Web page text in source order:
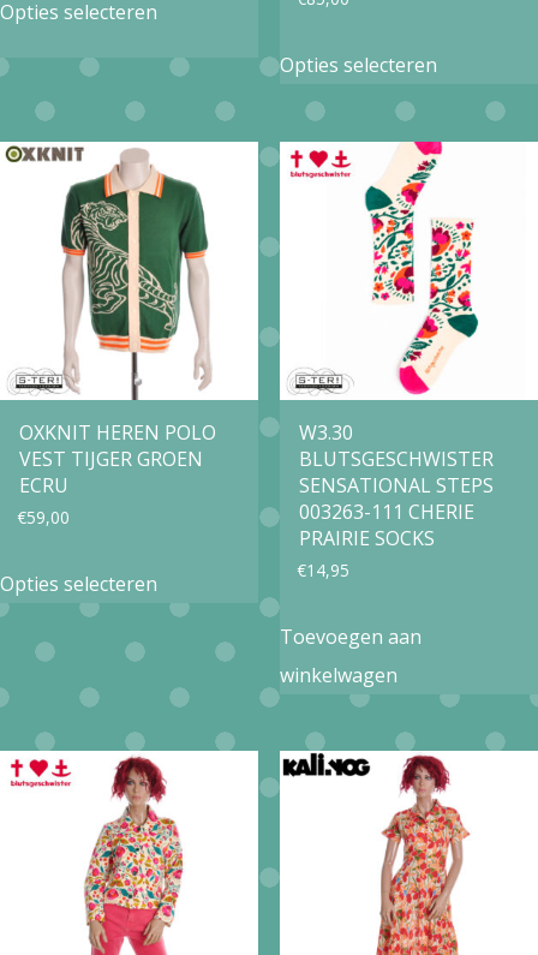
Opties selecteren
heeft
meerdere
variaties.
Deze
optie
kan
gekozen
worden
productpagina
Opties selecteren
meerdere
Deze
optie
kan
gekozen
de
OXKNIT HEREN POLO
VEST TIJGER GROEN
ECRU
€59,00
Opties selecteren
product
variaties.
Deze
optie
kan
gekozen
worden
op
W3.30
BLUTSGESCHWISTER
SENSATIONAL STEPS
003263-111 CHERIE
PRAIRIE SOCKS
€14,95
Toevoegen aan
winkelwagen